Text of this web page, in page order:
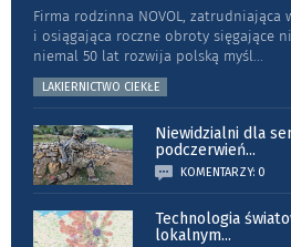
Firma rodzinna NOVOL, zatrudniająca
i osiągająca roczne obroty sięgające
niemal 50 lat rozwija polską myśl
LAKIERNICTWO CIEKŁE
Niewidzialni dla
podczerwień...
KOMENTARZY: 0
Technologia
lokalnym...